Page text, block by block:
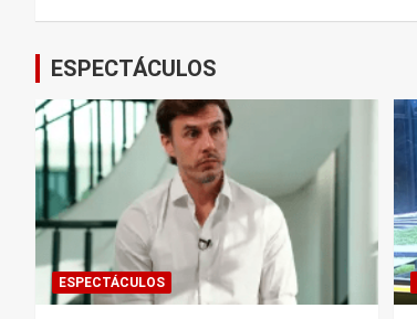
ESPECTÁCULOS
ESPECTÁCULOS